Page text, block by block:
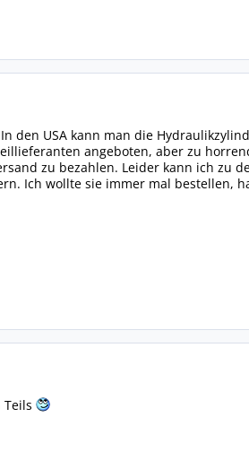
den USA kann man die
angeboten, aber zu
zu bezahlen. Leider kann ich zu
Ich wollte sie immer mal bestellen,